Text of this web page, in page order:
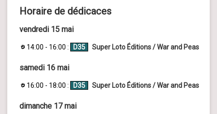
Horaire de dédicaces
vendredi 15 mai
14:00 - 16:00 : D35 Super Loto Éditions / War and Peas
samedi 16 mai
16:00 - 18:00 : D35 Super Loto Éditions / War and Peas
dimanche 17 mai